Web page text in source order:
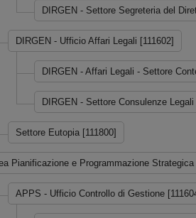
DIRGEN - Settore Segreteria del
DIRGEN - Ufficio Affari Legali [111602]
DIRGEN - Affari Legali - Settore
DIRGEN - Settore Consulenze Legali
Settore Eutopia [111800]
Pianificazione e Programmazione Strategica
APPS - Ufficio Controllo di Gestione